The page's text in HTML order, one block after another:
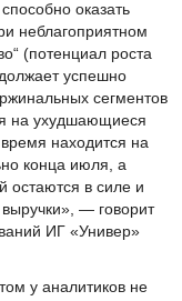
оказать
неблагоприятном
(потенциал роста
успешно
сегментов
на ухудшающиеся
находится на
конца июля, а
остаются в силе и
— говорит
ИГ «Универ»
у аналитиков не